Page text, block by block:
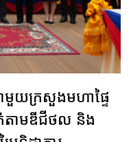
យក្រសួងមហាផ្ទៃ
ត់តាមឌីជីថល និង